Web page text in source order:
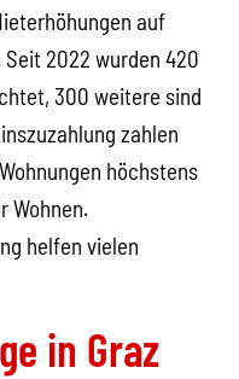
auf
2022 wurden 420
300 weitere sind
zahlen
höchstens
Wohnen.
helfen vielen
in Graz